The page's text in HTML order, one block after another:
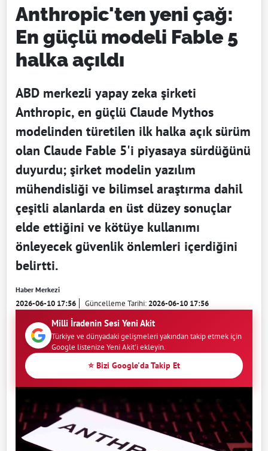
Anthropic'ten yeni çağ:
En güçlü modeli Fable 5
halka açıldı
ABD merkezli yapay zeka şirketi
Anthropic, en güçlü Claude Mythos
modelinden türetilen ilk halka açık sürüm
olan Claude Fable 5'i piyasaya sürdüğünü
duyurdu; şirket modelin yazılım
mühendisliği ve bilimsel araştırma dahil
çeşitli alanlarda en üst düzey sonuçlar
elde ettiğini ve kötüye kullanımı
önleyecek güvenlik önlemleri içerdiğini
belirtti.
Haber Merkezi
2026-06-10 17:56 Güncelleme Tarihi:2026-06-10 17:56
Milli İradenin Sesi Yeni Akit
Türkiye ve dünyadaki gelişmeleri yakından takip etmek için
Google listenize Yeni Akit'i ekleyin.
⭐ Bizi Google'da Takip Et